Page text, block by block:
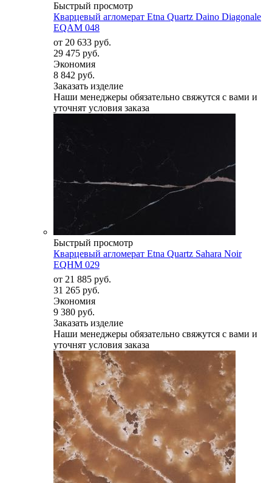
Быстрый просмотр
Кварцевый агломерат Etna Quartz Daino Diagonale
EQAM 048
от 20 633 руб.
29 475 руб.
Экономия
8 842 руб.
Заказать изделие
Наши менеджеры обязательно свяжутся с вами и
уточнят условия заказа
Быстрый просмотр
Кварцевый агломерат Etna Quartz Sahara Noir
EQHM 029
от 21 885 руб.
31 265 руб.
Экономия
9 380 руб.
Заказать изделие
Наши менеджеры обязательно свяжутся с вами и
уточнят условия заказа